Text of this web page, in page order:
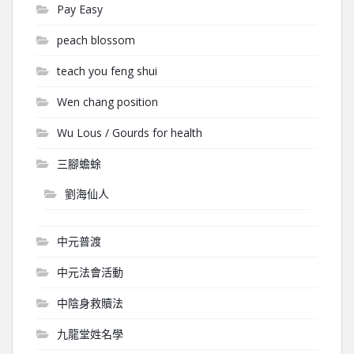
Pay Easy
peach blossom
teach you feng shui
Wen chang position
Wu Lous / Gourds for health
三腳蟾蜍
劉海仙人
中元普渡
中元法會活動
中陰身救贖法
九龍堂姓名學